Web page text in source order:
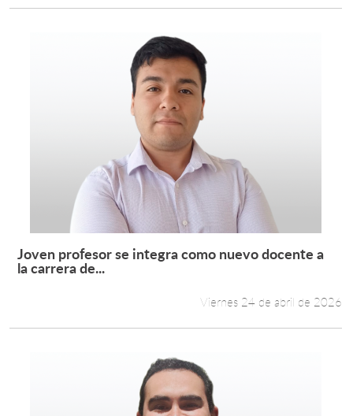
Leer más +
Joven profesor se integra como nuevo docente a
la carrera de...
Viernes 24 de abril de 2026